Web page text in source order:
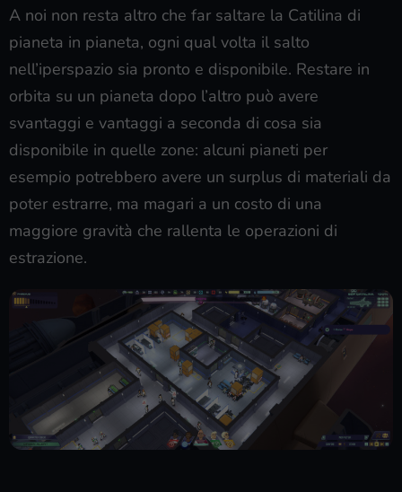
A noi non resta altro che far saltare la Catilina di
pianeta in pianeta, ogni qual volta il salto
nell’iperspazio sia pronto e disponibile. Restare in
orbita su un pianeta dopo l’altro può avere
svantaggi e vantaggi a seconda di cosa sia
disponibile in quelle zone: alcuni pianeti per
esempio potrebbero avere un surplus di materiali da
poter estrarre, ma magari a un costo di una
maggiore gravità che rallenta le operazioni di
estrazione.